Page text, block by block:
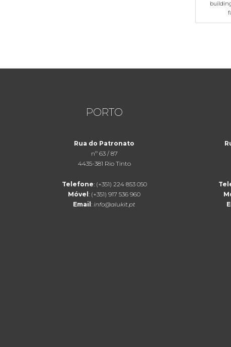
PORTO
Rua do Patronato
nº 63 / 87
4435-381 Rio Tinto
Telefone: (+351) 224 853 050
Móvel : (+351) 917 536 960
Email : info@alukit.pt